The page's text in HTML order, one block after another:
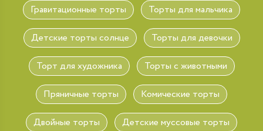
Гравитационные торты Торты для мальчика
Детские торты солнце Торты для девочки
Торт для художника Торты с животными
Пряничные торты Комические торты
Двойные торты Детские муссовые торты